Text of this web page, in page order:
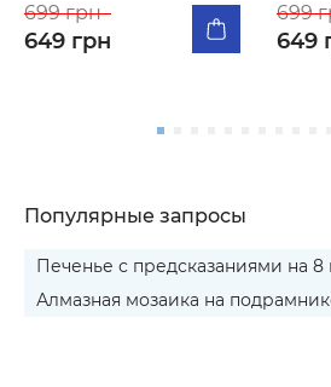
699 грн
649 грн
699
649
Популярные запросы
Печенье с предсказаниями на 8
Алмазная мозаика на